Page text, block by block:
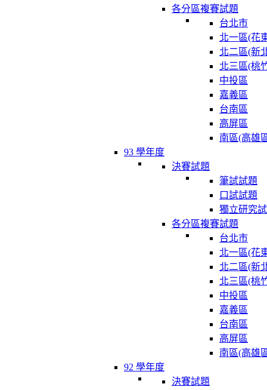
各分區複賽試題
台北市
北一區(花
北二區(新
北三區(桃
中投區
嘉義區
台南區
高屏區
南區(高雄
93 學年度
決賽試題
筆試試題
口試試題
獨立研究
各分區複賽試題
台北市
北一區(花
北二區(新
北三區(桃
中投區
嘉義區
台南區
高屏區
南區(高雄
92 學年度
決賽試題